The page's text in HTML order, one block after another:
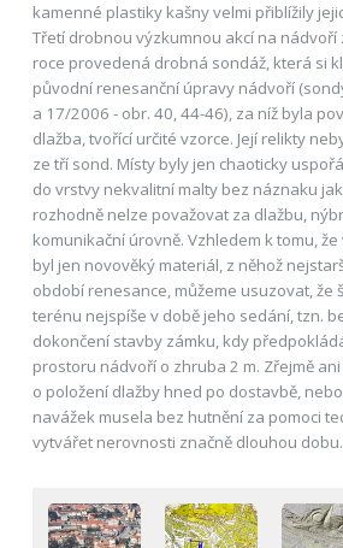
kamenné plastiky kašny velmi přiblížily
Třetí drobnou výzkumnou akcí na nádvoří
roce provedená drobná sondáž, která si
původní renesanční úpravy nádvoří
a 17/2006 - obr. 40, 44-46), za níž byla
dlažba, tvořící určité vzorce. Její relikty
ze tří sond. Místy byly jen chaoticky
do vrstvy nekvalitní malty bez náznaku
rozhodně nelze považovat za dlažbu,
komunikační úrovně. Vzhledem k tomu,
byl jen novověký materiál, z něhož
období renesance, můžeme usuzovat, že
terénu nejspíše v době jeho sedání, tzn.
dokončení stavby zámku, kdy
prostoru nádvoří o zhruba 2 m. Zřejmě
o položení dlažby hned po dostavbě,
navážek musela bez hutnění za pomoci
vytvářet nerovnosti značně dlouhou dobu.